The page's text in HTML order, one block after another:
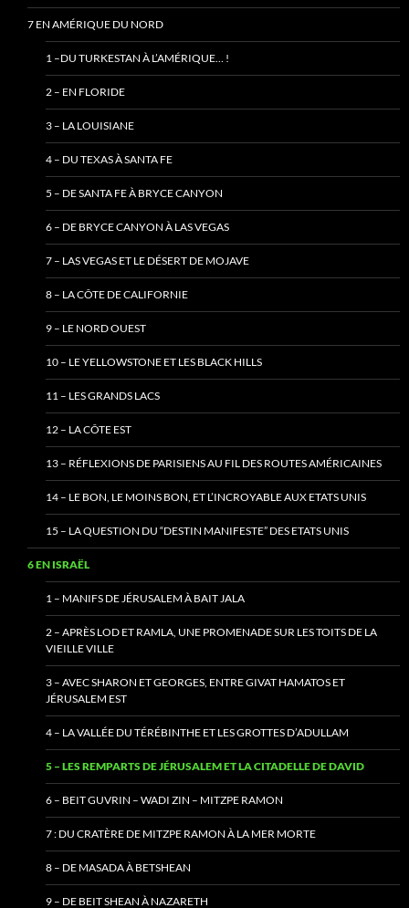
7 EN AMÉRIQUE DU NORD
1 –DU TURKESTAN À L’AMÉRIQUE… !
2 – EN FLORIDE
3 – LA LOUISIANE
4 – DU TEXAS À SANTA FE
5 – DE SANTA FE À BRYCE CANYON
6 – DE BRYCE CANYON À LAS VEGAS
7 – LAS VEGAS ET LE DÉSERT DE MOJAVE
8 – LA CÔTE DE CALIFORNIE
9 – LE NORD OUEST
10 – LE YELLOWSTONE ET LES BLACK HILLS
11 – LES GRANDS LACS
12 – LA CÔTE EST
13 – RÉFLEXIONS DE PARISIENS AU FIL DES ROUTES AMÉRICAINES
14 – LE BON, LE MOINS BON, ET L’INCROYABLE AUX ETATS UNIS
15 – LA QUESTION DU “DESTIN MANIFESTE” DES ETATS UNIS
6 EN ISRAËL
1 – MANIFS DE JÉRUSALEM À BAIT JALA
2 – APRÈS LOD ET RAMLA, UNE PROMENADE SUR LES TOITS DE LA
VIEILLE VILLE
3 – AVEC SHARON ET GEORGES, ENTRE GIVAT HAMATOS ET
JÉRUSALEM EST
4 – LA VALLÉE DU TÉRÉBINTHE ET LES GROTTES D’ADULLAM
5 – LES REMPARTS DE JÉRUSALEM ET LA CITADELLE DE DAVID
6 – BEIT GUVRIN – WADI ZIN – MITZPE RAMON
7 : DU CRATÈRE DE MITZPE RAMON À LA MER MORTE
8 – DE MASADA À BETSHEAN
9 – DE BEIT SHEAN À NAZARETH